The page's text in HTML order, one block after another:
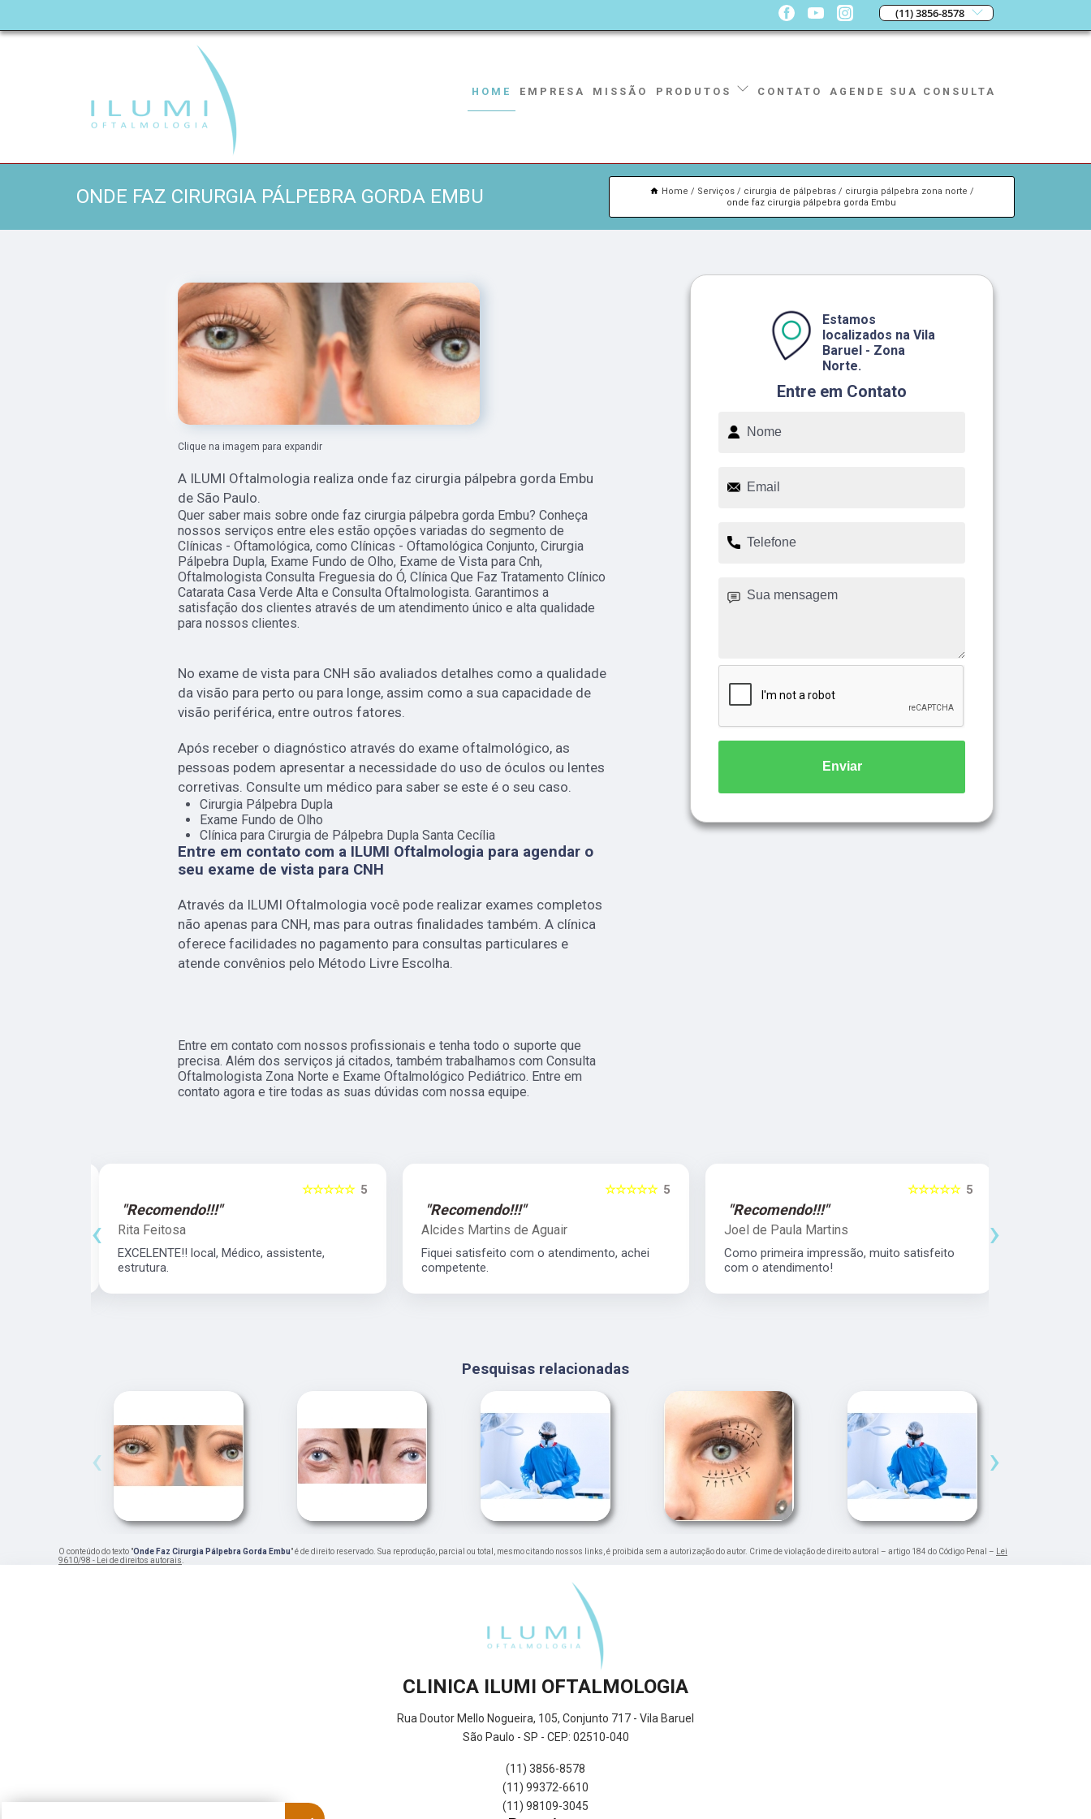
(11) 3856-8578
HOME EMPRESA MISSÃO PRODUTOS CONTATO AGENDE SUA CONSULTA
ONDE FAZ CIRURGIA PÁLPEBRA GORDA EMBU Home Serviços cirurgia de pálpebras
cirurgia pálpebra zona norte
onde faz cirurgia pálpebra gorda Embu
Clique na imagem para expandir
A ILUMI Oftalmologia realiza onde faz cirurgia pálpebra gorda Embu
de São Paulo.
Quer saber mais sobre onde faz cirurgia pálpebra gorda Embu? Conheça
nossos serviços entre eles estão opções variadas do segmento de
Clínicas - Oftamológica, como Clínicas - Oftamológica Conjunto, Cirurgia
Pálpebra Dupla, Exame Fundo de Olho, Exame de Vista para Cnh,
Oftalmologista Consulta Freguesia do Ó, Clínica Que Faz Tratamento Clínico
Catarata Casa Verde Alta e Consulta Oftalmologista. Garantimos a
satisfação dos clientes através de um atendimento único e alta qualidade
para nossos clientes.
No exame de vista para CNH são avaliados detalhes como a qualidade
da visão para perto ou para longe, assim como a sua capacidade de
visão periférica, entre outros fatores.
Após receber o diagnóstico através do exame oftalmológico, as
pessoas podem apresentar a necessidade do uso de óculos ou lentes
corretivas. Consulte um médico para saber se este é o seu caso.
Cirurgia Pálpebra Dupla
Exame Fundo de Olho
Clínica para Cirurgia de Pálpebra Dupla Santa Cecília
Entre em contato com a ILUMI Oftalmologia para agendar o
seu exame de vista para CNH
Através da ILUMI Oftalmologia você pode realizar exames completos
não apenas para CNH, mas para outras finalidades também. A clínica
oferece facilidades no pagamento para consultas particulares e
atende convênios pelo Método Livre Escolha.
Entre em contato com nossos profissionais e tenha todo o suporte que
precisa. Além dos serviços já citados, também trabalhamos com Consulta
Oftalmologista Zona Norte e Exame Oftalmológico Pediátrico. Entre em
contato agora e tire todas as suas dúvidas com nossa equipe.
Entre em Contato
Estamos
localizados na Vila
Baruel - Zona
Norte.
Enviar
5
☆☆☆☆☆
"Recomendo!!!"
Rita Feitosa
EXCELENTE!! local, Médico, assistente,
estrutura.
5
☆☆☆☆☆
"Recomendo!!!"
Alcides Martins de Aguair
Fiquei satisfeito com o atendimento, achei
competente.
5
☆☆☆☆☆
"Recomendo!!!"
Joel de Paula Martins
Como primeira impressão, muito satisfeito
com o atendimento!
‹ ›
Pesquisas relacionadas
‹ ›
O conteúdo do texto "Onde Faz Cirurgia Pálpebra Gorda Embu" é de direito reservado. Sua reprodução, parcial ou total, mesmo citando nossos links, é proibida sem a autorização do autor. Crime de violação de direito autoral – artigo 184 do Código Penal – Lei
9610/98 - Lei de direitos autorais.
CLINICA ILUMI OFTALMOLOGIA
Rua Doutor Mello Nogueira, 105, Conjunto 717 - Vila Baruel
São Paulo - SP - CEP: 02510-040
(11) 3856-8578
(11) 99372-6610
(11) 98109-3045